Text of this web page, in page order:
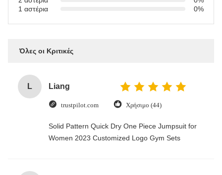
1 αστέρια
0%
Όλες οι Κριτικές
L Liang
trustpilot.com Χρήσιμο (44)
Solid Pattern Quick Dry One Piece Jumpsuit for
Women 2023 Customized Logo Gym Sets